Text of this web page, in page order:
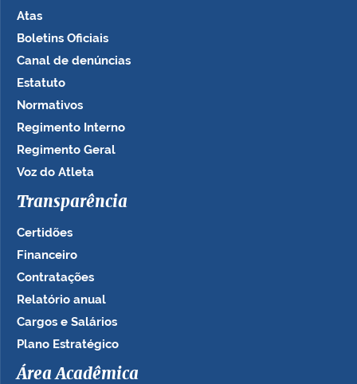
Atas
Boletins Oficiais
Canal de denúncias
Estatuto
Normativos
Regimento Interno
Regimento Geral
Voz do Atleta
Transparência
Certidões
Financeiro
Contratações
Relatório anual
Cargos e Salários
Plano Estratégico
Área Acadêmica